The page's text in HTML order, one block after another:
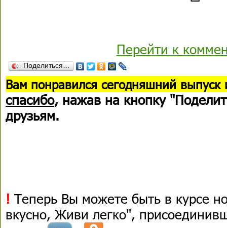
Перейти к
Поделиться…
Вам понравился сегодняшний выпуск
спасибо, нажав на кнопку
друзьям.
! Теперь Вы можете быть в курсе
вкусно, Живи легко",